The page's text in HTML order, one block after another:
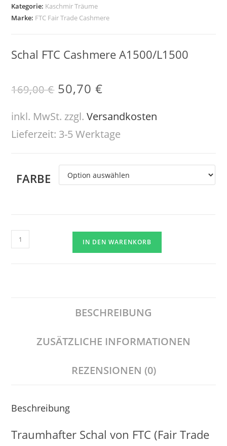
Kategorie: Kaschmir Träume
Marke: FTC Fair Trade Cashmere
Schal FTC Cashmere A1500/L1500
169,00€ 50,70€
inkl. MwSt. zzgl.Versandkosten
Lieferzeit: 3-5 Werktage
FARBE
IN DEN WARENKORB
BESCHREIBUNG
ZUSÄTZLICHE INFORMATIONEN
REZENSIONEN (0)
Beschreibung
Traumhafter Schal von FTC (Fair Trade